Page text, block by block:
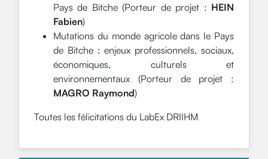
Pays de Bitche (Porteur de projet : HEIN
Fabien)
Mutations du monde agricole dans le Pays
de Bitche : enjeux professionnels, sociaux,
économiques, culturels et
environnementaux (Porteur de projet :
MAGRO Raymond)
Toutes les félicitations du LabEx DRIIHM